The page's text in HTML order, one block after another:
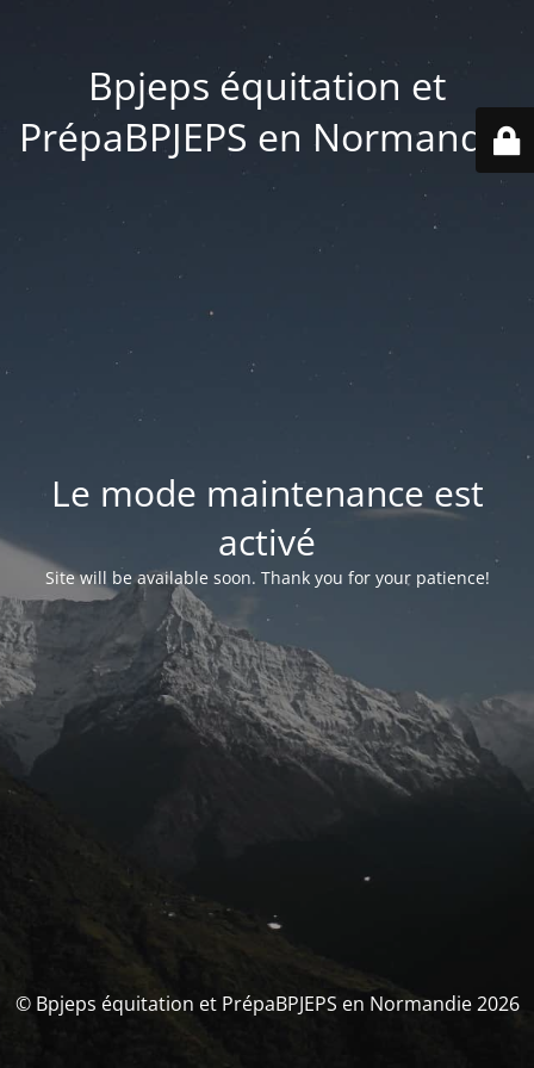
Bpjeps équitation et
PrépaBPJEPS en Normandie
Le mode maintenance est
activé
Site will be available soon. Thank you for your patience!
© Bpjeps équitation et PrépaBPJEPS en Normandie 2026